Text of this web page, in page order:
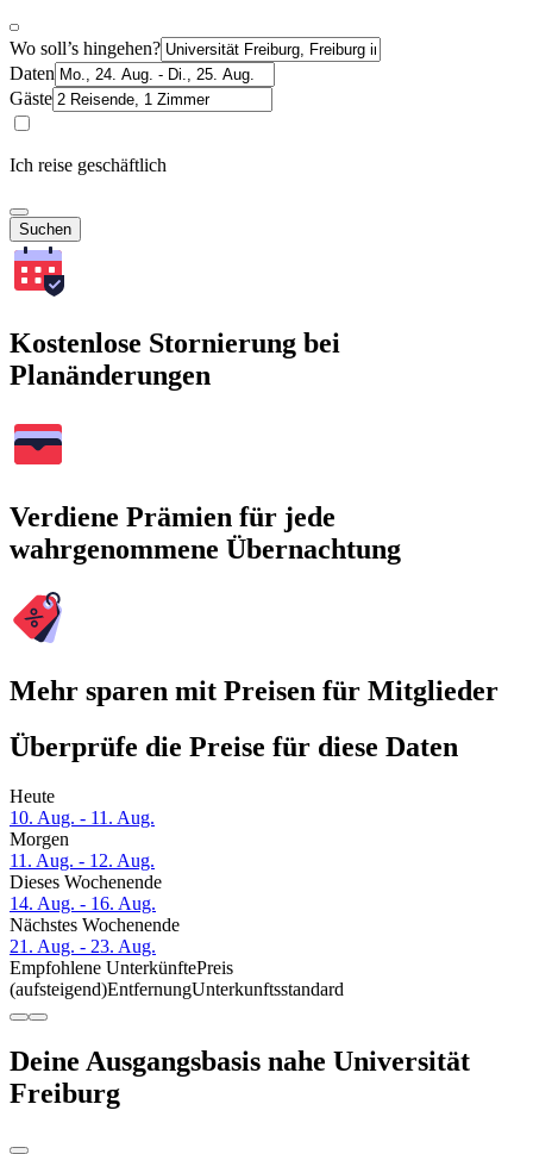
Wo soll’s hingehen?
Daten
Gäste
Ich reise geschäftlich
Suchen
Kostenlose Stornierung bei
Planänderungen
Verdiene Prämien für jede
wahrgenommene Übernachtung
Mehr sparen mit Preisen für Mitglieder
Überprüfe die Preise für diese Daten
Heute
10. Aug. - 11. Aug.
Morgen
11. Aug. - 12. Aug.
Dieses Wochenende
14. Aug. - 16. Aug.
Nächstes Wochenende
21. Aug. - 23. Aug.
Empfohlene UnterkünftePreis
(aufsteigend)EntfernungUnterkunftsstandard
Deine Ausgangsbasis nahe Universität
Freiburg